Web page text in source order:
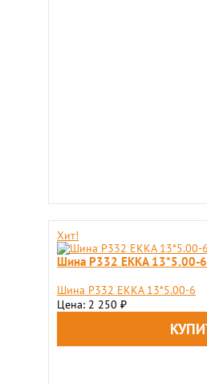
Хит!
Шина P332 EKKA 13*5.00-6
Шина P332 EKKA 13*5.00-6
Цена: 2 250 ₽